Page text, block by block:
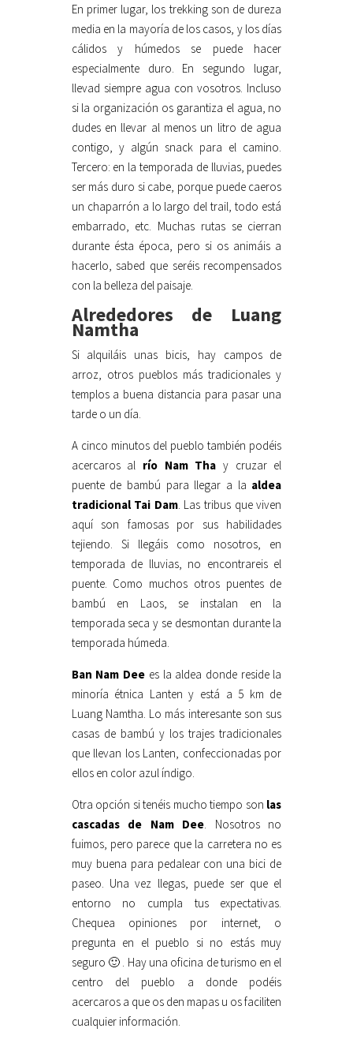
En primer lugar, los trekking son de dureza
media en la mayoría de los casos, y los días
cálidos y húmedos se puede hacer
especialmente duro. En segundo lugar,
llevad siempre agua con vosotros. Incluso
si la organización os garantiza el agua, no
dudes en llevar al menos un litro de agua
contigo, y algún snack para el camino.
Tercero: en la temporada de lluvias, puedes
ser más duro si cabe, porque puede caeros
un chaparrón a lo largo del trail, todo está
embarrado, etc. Muchas rutas se cierran
durante ésta época, pero si os animáis a
hacerlo, sabed que seréis recompensados
con la belleza del paisaje.
Alrededores de Luang
Namtha
Si alquiláis unas bicis, hay campos de
arroz, otros pueblos más tradicionales y
templos a buena distancia para pasar una
tarde o un día.
A cinco minutos del pueblo también podéis
acercaros al río Nam Tha y cruzar el
puente de bambú para llegar a la aldea
tradicional Tai Dam. Las tribus que viven
aquí son famosas por sus habilidades
tejiendo. Si llegáis como nosotros, en
temporada de lluvias, no encontrareis el
puente. Como muchos otros puentes de
bambú en Laos, se instalan en la
temporada seca y se desmontan durante la
temporada húmeda.
Ban Nam Dee es la aldea donde reside la
minoría étnica Lanten y está a 5 km de
Luang Namtha. Lo más interesante son sus
casas de bambú y los trajes tradicionales
que llevan los Lanten, confeccionadas por
ellos en color azul índigo.
Otra opción si tenéis mucho tiempo son las
cascadas de Nam Dee . Nosotros no
fuimos, pero parece que la carretera no es
muy buena para pedalear con una bici de
paseo. Una vez llegas, puede ser que el
entorno no cumpla tus expectativas.
Chequea opiniones por internet, o
pregunta en el pueblo si no estás muy
seguro 🙂 . Hay una oficina de turismo en el
centro del pueblo a donde podéis
acercaros a que os den mapas u os faciliten
cualquier información.